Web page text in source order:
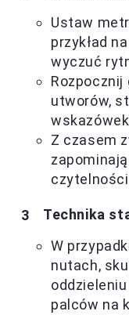
Ustaw
przykład
wyczuć
utworów,
Z czasem
Technika
W
nutach,
palców na